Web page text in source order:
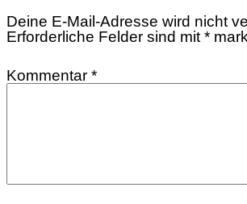
Deine E-Mail-Adresse wird nicht
Erforderliche Felder sind mit*
Kommentar *